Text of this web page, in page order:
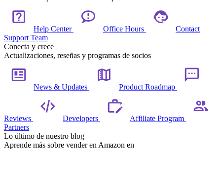
Help Center Office Hours
Contact
Support Team
Conecta y crece
Actualizaciones, reseñas y programas de socios
News & Updates Product Roadmap
Reviews Developers
Affiliate Program
Partners
Lo último de nuestro blog
Aprende más sobre vender en Amazon en